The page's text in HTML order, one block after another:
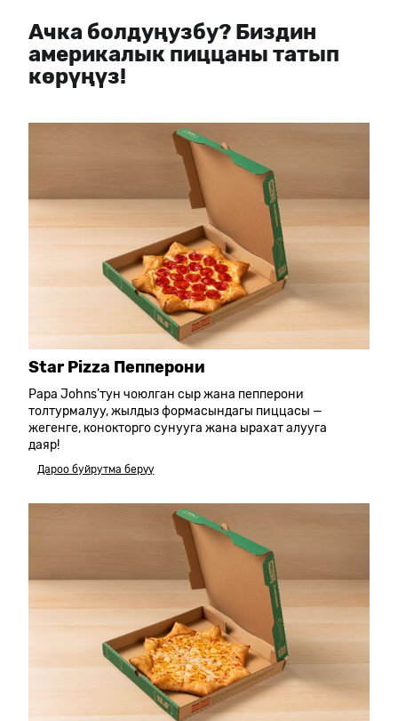
Ачка болдуңузбу? Биздин
америкалык пиццаны татып
көрүңүз!
Star Pizza Пепперони
Papa Johns’тун чоюлган сыр жана пепперони
толтурмалуу, жылдыз формасындагы пиццасы —
жегенге, конокторго сунууга жана ырахат алууга
даяр!
Дароо буйрутма берүү